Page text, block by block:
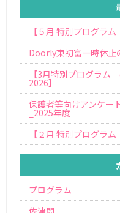
【５月 特別プログラ
Doorly東初富一時休止
【3月特別プログラ
2026】
保護者等向けアンケー
_2025年度
【２月 特別プログラ
プログラム